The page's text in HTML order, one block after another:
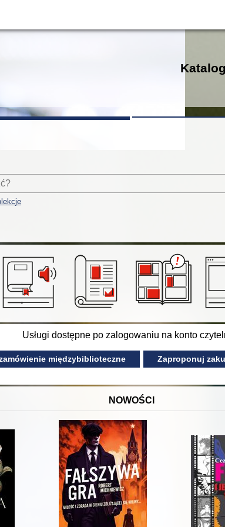
Katalog
Usługi dostępne po zalogowaniu na konto
międzybiblioteczne Zaproponuj
NOWOŚCI